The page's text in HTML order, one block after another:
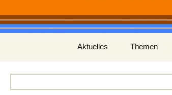
Inhalt
springen
Aktuelles Themen